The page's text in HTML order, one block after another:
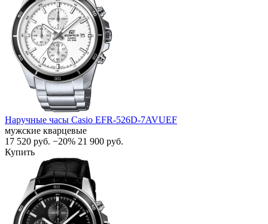
Наручные часы Casio EFR-526D-7AVUEF
мужские кварцевые
17 520 руб. −20% 21 900 руб.
Купить